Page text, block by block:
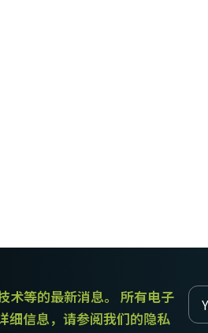
术等的最新消息。 所有电子
细信息，请参阅我们的隐私